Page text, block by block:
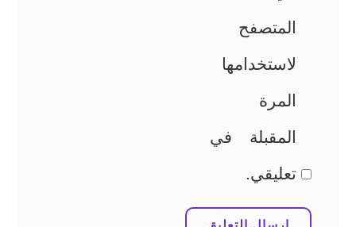
المتصفح
لاستخدامها
المرة
المقبلة في
تعليقي.